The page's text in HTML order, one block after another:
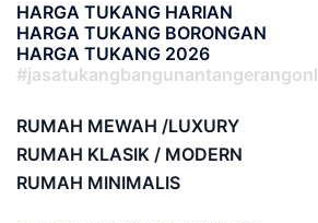
HARGA TUKANG HARIAN
HARGA TUKANG BORONGAN
HARGA TUKANG 2026
RUMAH MEWAH /LUXURY
RUMAH KLASIK / MODERN
RUMAH MINIMALIS